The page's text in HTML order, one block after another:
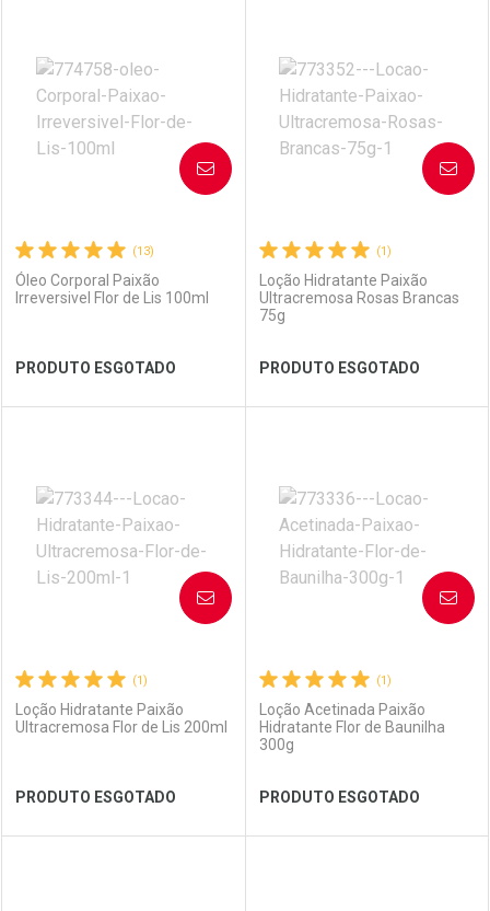
Laboratório
Ver Desconto Convênio
Por Menos Laboratório
Ver Desconto Convênio
Por Menos
(13)
Óleo Corporal Paixão
Irreversivel Flor de Lis 100ml
PRODUTO ESGOTADO
AVISE-ME
Laboratório
Ver Desconto Convênio
Por Menos
(1)
Loção Hidratante Paixão
Ultracremosa Rosas Brancas
75g
PRODUTO ESGOTADO
AVISE-ME
Laboratório
Ver Desconto Convênio
Por Menos
(1)
Loção Hidratante Paixão
Ultracremosa Flor de Lis 200ml
PRODUTO ESGOTADO
AVISE-ME
(1)
Loção Acetinada Paixão
Hidratante Flor de Baunilha
300g
PRODUTO ESGOTADO
AVISE-ME